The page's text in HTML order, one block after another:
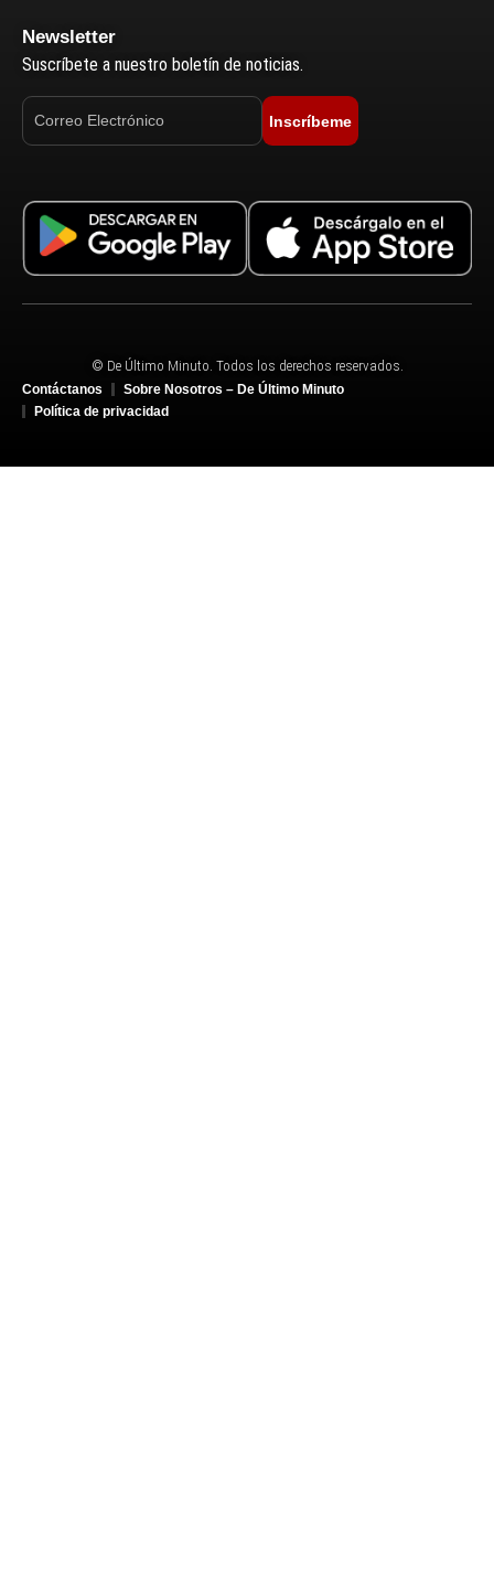
Newsletter
Suscríbete a nuestro boletín de noticias.
Inscríbeme
© De Último Minuto. Todos los derechos reservados.
Contáctanos
Sobre Nosotros – De Último Minuto
Política de privacidad